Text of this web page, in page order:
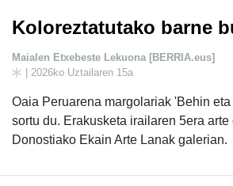
Koloreztatutako barne
Maialen Etxebeste Lekuona [BERRIA.eus]
| 2026ko Uztailaren 15a
Oaia Peruarena margolariak 'Behin
sortu du. Erakusketa irailaren 5era
Donostiako Ekain Arte Lanak galerian.